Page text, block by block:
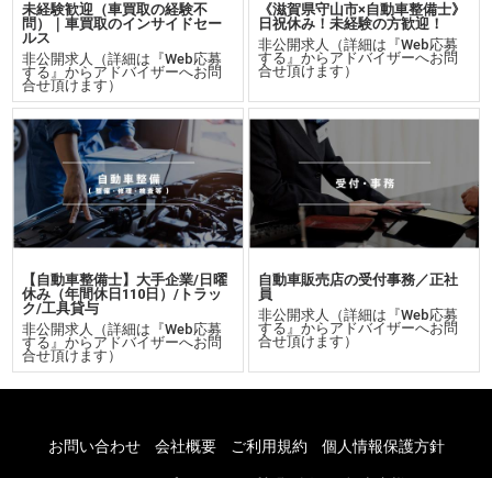
未経験歓迎（車買取の経験不
問）｜車買取のインサイドセー
ルス
非公開求人（詳細は『Web応募
する』からアドバイザーへお問
合せ頂けます）
《滋賀県守山市×自動車整備士》
日祝休み！未経験の方歓迎！
非公開求人（詳細は『Web応募
する』からアドバイザーへお問
合せ頂けます）
【自動車整備士】大手企業/日曜
休み（年間休日110日）/トラッ
ク/工具貸与
非公開求人（詳細は『Web応募
する』からアドバイザーへお問
合せ頂けます）
自動車販売店の受付事務／正社
員
非公開求人（詳細は『Web応募
する』からアドバイザーへお問
合せ頂けます）
お問い合わせ 会社概要 ご利用規約 個人情報保護方針